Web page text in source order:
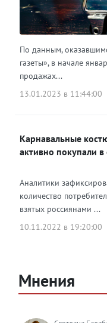
По данным,
газеты», в начале
продажах...
13.01.2023 в 11:44:00
Карнавальные
активно покупали в
Аналитики
количество
взятых россиянами ...
10.11.2022 в 19:20:00
Мнения